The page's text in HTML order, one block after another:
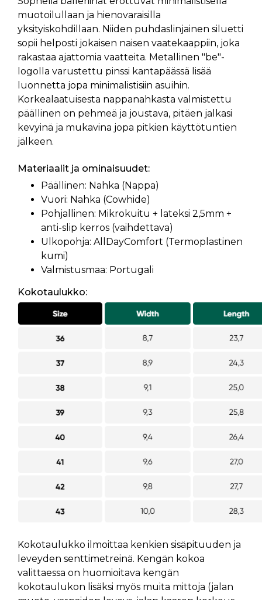
muotoilullaan ja hienovaraisilla
yksityiskohdillaan. Niiden puhdaslinjainen siluetti
sopii helposti jokaisen naisen vaatekaappiin, joka
rakastaa ajattomia vaatteita. Metallinen "be"-
logolla varustettu pinssi kantapäässä lisää
luonnetta jopa minimalistisiin asuihin.
Korkealaatuisesta nappanahkasta valmistettu
päällinen on pehmeä ja joustava, pitäen jalkasi
kevyinä ja mukavina jopa pitkien käyttötuntien
jälkeen.
Materiaalit ja ominaisuudet:
Päällinen: Nahka (Nappa)
Vuori: Nahka (Cowhide)
Pohjallinen: Mikrokuitu + lateksi 2,5mm +
anti-slip kerros (vaihdettava)
Ulkopohja: AllDayComfort (Termoplastinen
kumi)
Valmistusmaa: Portugali
Kokotaulukko:
Kokotaulukko ilmoittaa kenkien sisäpituuden ja
leveyden senttimetreinä. Kengän kokoa
valittaessa on huomioitava kengän
kokotaulukon lisäksi myös muita mittoja (jalan